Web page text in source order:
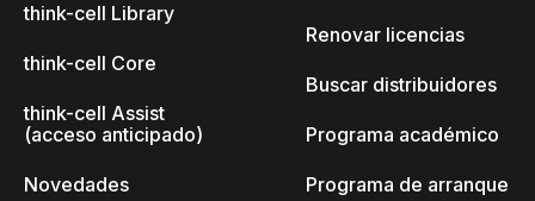
think-cell Library
think-cell Core
think-cell Assist
(acceso anticipado)
Novedades
Renovar licencias
Buscar distribuidores
Programa académico
Programa de arranque